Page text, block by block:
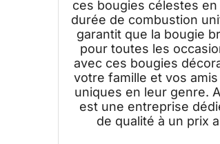
ces bougies célestes
durée de combustion
garantit que la bougie
pour toutes les
avec ces bougies
votre famille et vos
uniques en leur genre.
est une entreprise
de qualité à un prix